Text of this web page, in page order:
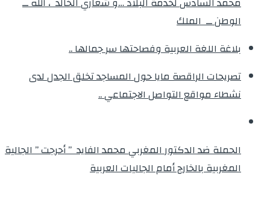
الوطن ــ الملك
بلاغة اللغة العربية وفصاحتها سر جمالها ..
تصريحات الراقصة مايا حول المساجد تخلق الجدل لدى
نشطاء مواقع التواصل الاجتماعي ..
الحملة ضد الدكتور المغربي محمد الفايد ” أحرجت ” الجالية
المغربية بالخارج أمام الجاليات العربية